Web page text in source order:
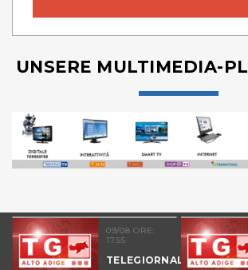
UNSERE MULTIMEDIA-
09/08 ORE:
17.55
TELEGIORNALE